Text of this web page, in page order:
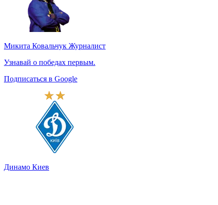
Микита Ковальчук Журналист
Узнавай о победах первым.
Подписаться в Google
Динамо Киев